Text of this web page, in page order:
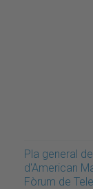
Pla general
d'American
Fòrum de